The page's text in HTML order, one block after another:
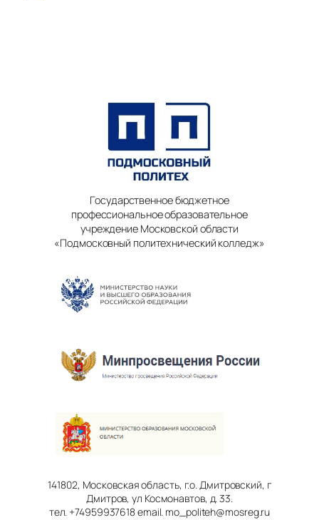
Государственное бюджетное
профессиональное образовательное
учреждение Московской области
«Подмосковный политехнический колледж»
141802, Московская область, г.о. Дмитровский, г
Дмитров, ул Космонавтов, д. 33.
тел. +74959937618 email. mo_politeh@mosreg.ru